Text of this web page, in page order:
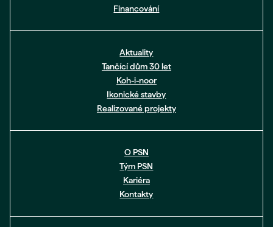
Financování
Aktuality
Tančící dům 30 let
Koh-i-noor
Ikonické stavby
Realizované projekty
O PSN
Tým PSN
Kariéra
Kontakty